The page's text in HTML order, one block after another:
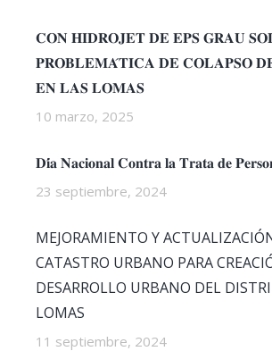
𝐂𝐎𝐍 𝐇𝐈𝐃𝐑𝐎𝐉𝐄𝐓 𝐃𝐄 𝐄𝐏𝐒 𝐆𝐑𝐀𝐔
𝐏𝐑𝐎𝐁𝐋𝐄𝐌𝐀́𝐓𝐈𝐂𝐀 𝐃𝐄 𝐂𝐎𝐋𝐀𝐏𝐒𝐎
𝐄𝐍 𝐋𝐀𝐒 𝐋𝐎𝐌𝐀𝐒
10 marzo, 2025
𝐃𝐢́𝐚 𝐍𝐚𝐜𝐢𝐨𝐧𝐚𝐥 𝐂𝐨𝐧𝐭𝐫𝐚 𝐥𝐚 𝐓𝐫𝐚𝐭𝐚 𝐝𝐞
23 septiembre, 2024
MEJORAMIENTO Y
CATASTRO URBANO PARA
DESARROLLO URBANO DEL
LOMAS
11 septiembre, 2024